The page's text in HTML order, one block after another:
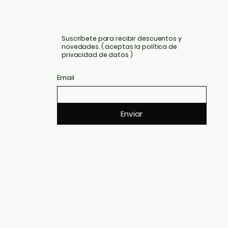
Suscríbete para recibir descuentos y
novedades. ( aceptas la política de
privacidad de datos )
Email
Enviar